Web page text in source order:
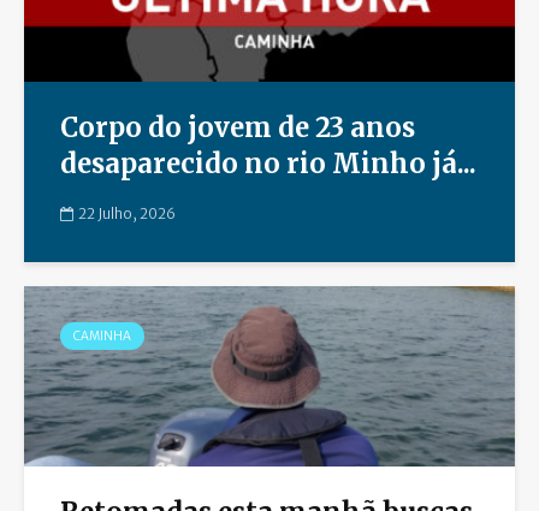
Corpo do jovem de 23 anos
desaparecido no rio Minho já...
22 Julho, 2026
CAMINHA